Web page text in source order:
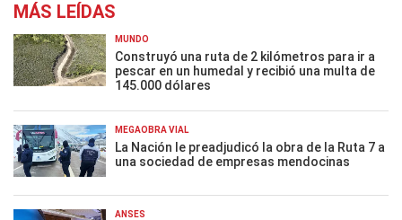
MÁS LEÍDAS
MUNDO
Construyó una ruta de 2 kilómetros para ir a
pescar en un humedal y recibió una multa de
145.000 dólares
MEGAOBRA VIAL
La Nación le preadjudicó la obra de la Ruta 7 a
una sociedad de empresas mendocinas
ANSES